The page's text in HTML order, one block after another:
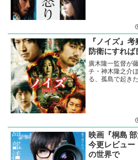
『ノイズ』
防衛にすれば
廣木隆一監督が
チ・神木隆之介
る、孤島で起き
映画『桐島
今更レビュー
の世界で